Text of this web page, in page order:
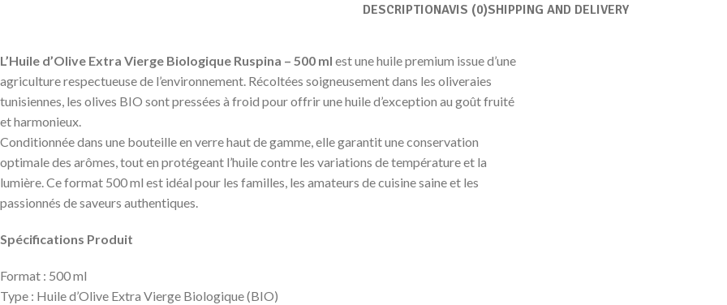
DESCRIPTIONAVIS (0)SHIPPING AND DELIVERY
L’Huile d’Olive Extra Vierge Biologique Ruspina – 500 ml est une huile premium issue d’une
agriculture respectueuse de l’environnement. Récoltées soigneusement dans les oliveraies
tunisiennes, les olives BIO sont pressées à froid pour offrir une huile d’exception au goût fruité
et harmonieux.
Conditionnée dans une bouteille en verre haut de gamme, elle garantit une conservation
optimale des arômes, tout en protégeant l’huile contre les variations de température et la
lumière. Ce format 500 ml est idéal pour les familles, les amateurs de cuisine saine et les
passionnés de saveurs authentiques.
Spécifications Produit
Format : 500 ml
Type : Huile d’Olive Extra Vierge Biologique (BIO)